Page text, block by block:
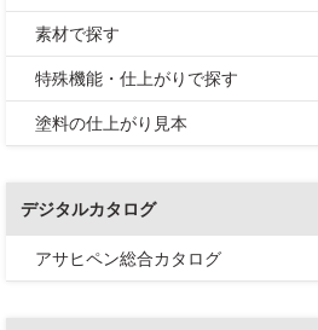
素材で探す
特殊機能・仕上がりで探す
塗料の仕上がり見本
デジタルカタログ
アサヒペン総合カタログ